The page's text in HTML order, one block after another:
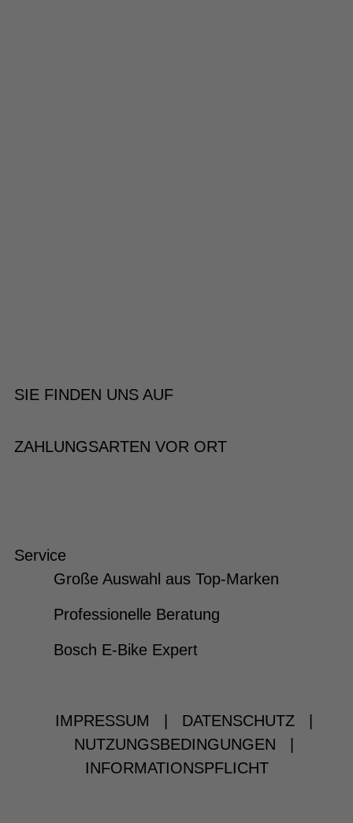
SIE FINDEN UNS AUF
ZAHLUNGSARTEN VOR ORT
Service
Große Auswahl aus Top-Marken
Professionelle Beratung
Bosch E-Bike Expert
IMPRESSUM DATENSCHUTZ
NUTZUNGSBEDINGUNGEN
INFORMATIONSPFLICHT